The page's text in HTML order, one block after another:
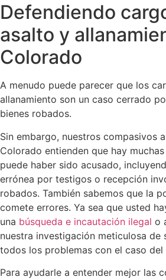
Defendiendo
asalto y
Colorado
A menudo puede parecer que los
allanamiento son un caso cerrado
bienes robados.
Sin embargo, nuestros compasivos
Colorado entienden que hay
puede haber sido acusado,
errónea por testigos o recepción
robados. También sabemos que la
comete errores. Ya sea que usted
una búsqueda e incautación ilegal o
nuestra investigación meticulosa de
todos los problemas con el caso del
Para ayudarle a entender mejor las